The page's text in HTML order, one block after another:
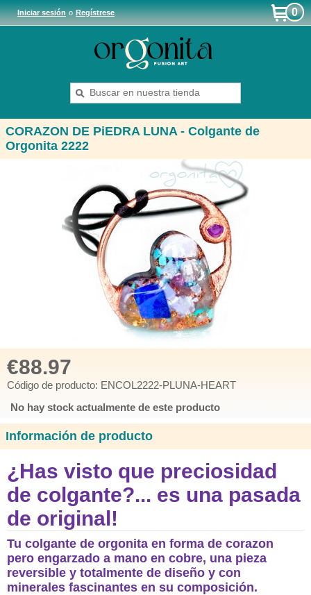
Iniciar sesiónoRegístrese 0
CORAZON DE PiEDRA LUNA - Colgante de
Orgonita 2222
€88.97
Código de producto: ENCOL2222-PLUNA-HEART
No hay stock actualmente de este producto
Información de producto
¿Has visto que preciosidad
de colgante?... es una pasada
de original!
Tu colgante de orgonita en forma de corazon
pero engarzado a mano en cobre, una pieza
reversible y totalmente de diseño y con
minerales fascinantes en su composición.